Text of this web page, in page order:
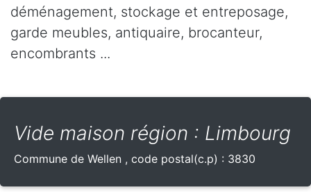
déménagement, stockage et entreposage,
garde meubles, antiquaire, brocanteur,
encombrants ...
Vide maison région : Limbourg
Commune de Wellen , code postal(c.p) : 3830